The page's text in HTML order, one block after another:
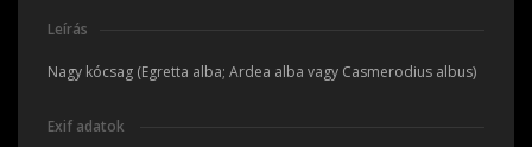
Leírás
Nagy kócsag (Egretta alba; Ardea alba vagy Casmerodius albus)
Exif adatok